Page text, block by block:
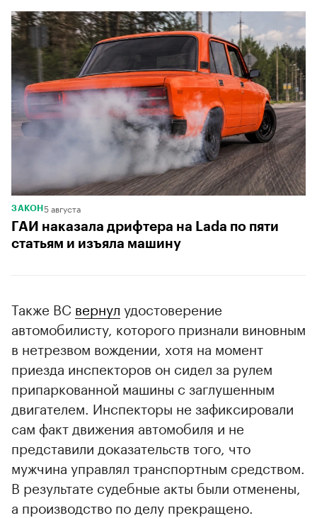
ЗАКОН 5 августа
ГАИ наказала дрифтера на Lada по пяти
статьям и изъяла машину
Также ВС вернул удостоверение
автомобилисту, которого признали виновным
в нетрезвом вождении, хотя на момент
приезда инспекторов он сидел за рулем
припаркованной машины с заглушенным
двигателем. Инспекторы не зафиксировали
сам факт движения автомобиля и не
представили доказательств того, что
мужчина управлял транспортным средством.
В результате судебные акты были отменены,
а производство по делу прекращено.